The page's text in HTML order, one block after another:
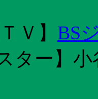
ＴＶ 】 BS
ター】